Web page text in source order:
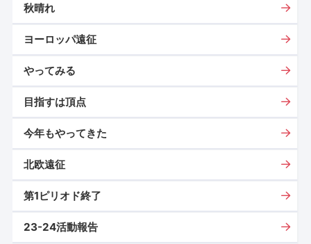
秋晴れ
ヨーロッパ遠征
やってみる
目指すは頂点
今年もやってきた
北欧遠征
第1ピリオド終了
23-24活動報告